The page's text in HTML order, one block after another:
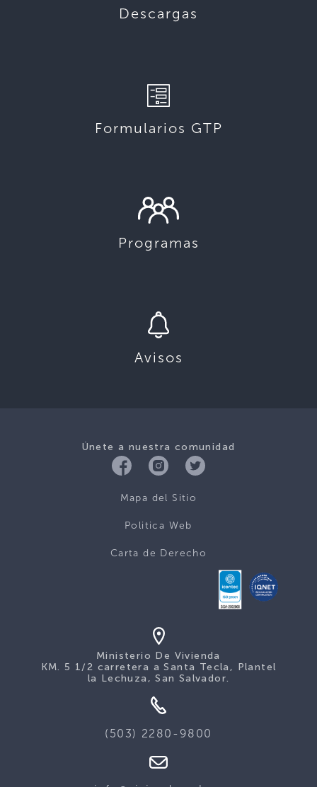
Descargas
Formularios GTP
Programas
Avisos
Únete a nuestra comunidad
Mapa del Sitio
Politica Web
Carta de Derecho
Ministerio De Vivienda
KM. 5 1/2 carretera a Santa Tecla, Plantel
la Lechuza, San Salvador.
(503) 2280-9800